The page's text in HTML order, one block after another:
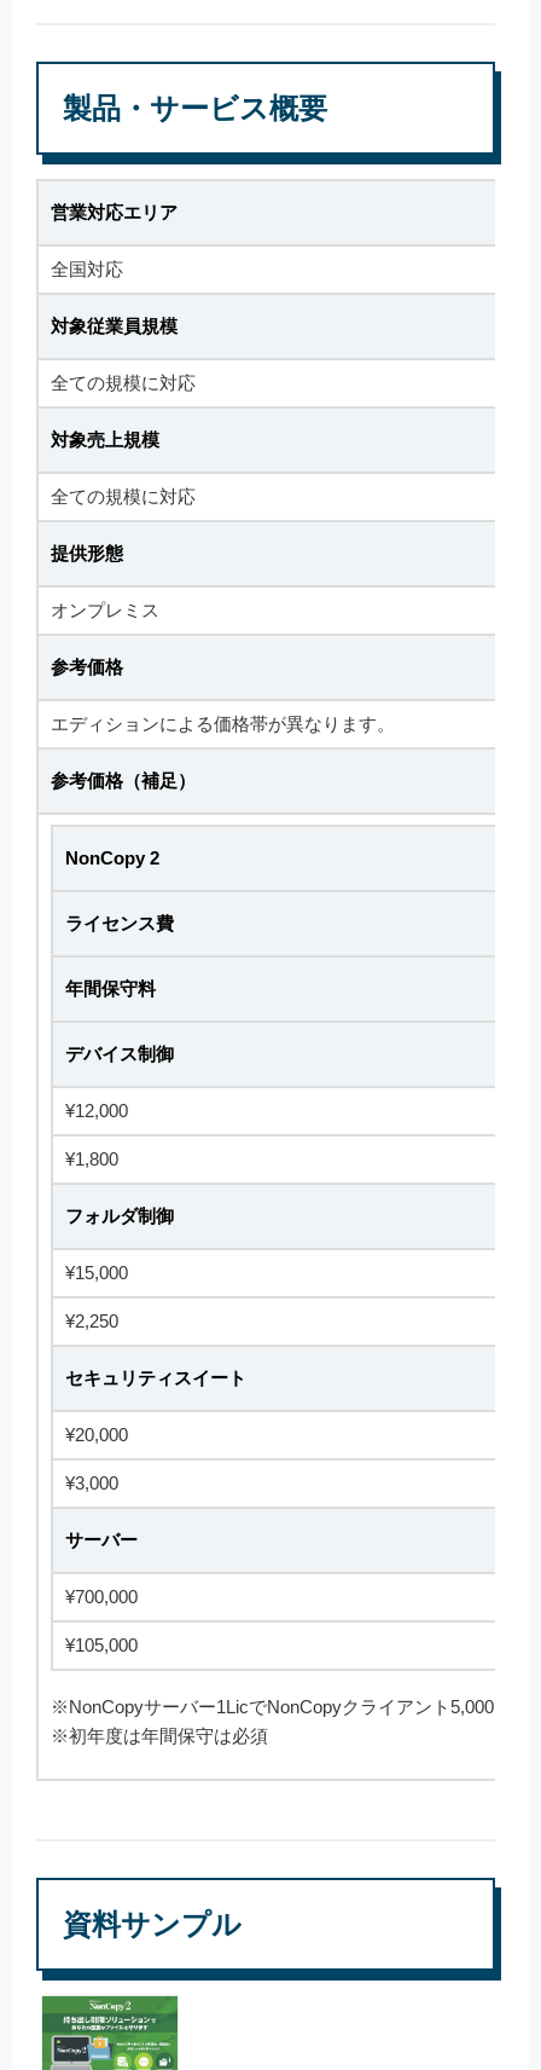
製品・サービス概要
営業対応エリア
全国対応
対象従業員規模
全ての規模に対応
対象売上規模
全ての規模に対応
提供形態
オンプレミス
参考価格
エディションによる価格帯が異なります。
参考価格（補足）
NonCopy 2
ライセンス費
年間保守料
デバイス制御
¥12,000
¥1,800
フォルダ制御
¥15,000
¥2,250
セキュリティスイート
¥20,000
¥3,000
サーバー
¥700,000
¥105,000
※NonCopyサーバー1LicでNonCopyクライアント5,000Licを
※初年度は年間保守は必須
資料サンプル